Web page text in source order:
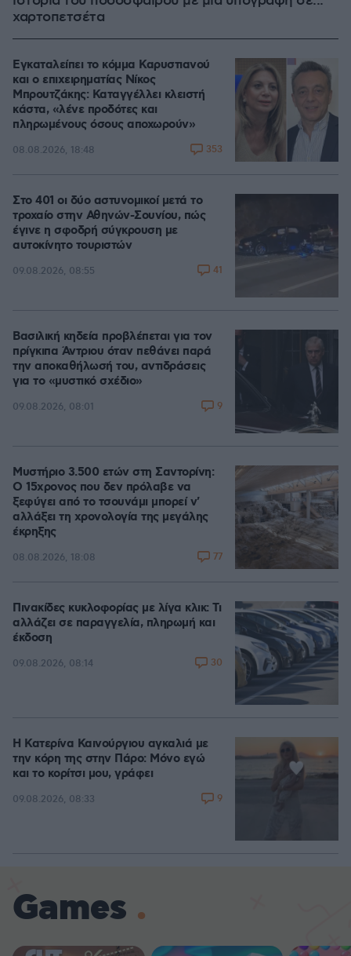
χαρτοπετσέτα
Εγκαταλείπει το κόμμα Καρυστιανού
και ο επιχειρηματίας Νίκος
Μπρουτζάκης: Καταγγέλλει κλειστή
κάστα, «λένε προδότες και
πληρωμένους όσους αποχωρούν»
08.08.2026, 18:48 353
Στο 401 οι δύο αστυνομικοί μετά το
τροχαίο στην Αθηνών-Σουνίου, πώς
έγινε η σφοδρή σύγκρουση με
αυτοκίνητο τουριστών
09.08.2026, 08:55 41
Βασιλική κηδεία προβλέπεται για τον
πρίγκιπα Άντριου όταν πεθάνει παρά
την αποκαθήλωσή του, αντιδράσεις
για το «μυστικό σχέδιο»
09.08.2026, 08:01 9
Μυστήριο 3.500 ετών στη Σαντορίνη:
Ο 15χρονος που δεν πρόλαβε να
ξεφύγει από το τσουνάμι μπορεί ν'
αλλάξει τη χρονολογία της μεγάλης
έκρηξης
08.08.2026, 18:08 77
Πινακίδες κυκλοφορίας με λίγα κλικ: Τι
αλλάζει σε παραγγελία, πληρωμή και
έκδοση
09.08.2026, 08:14 30
Η Κατερίνα Καινούργιου αγκαλιά με
την κόρη της στην Πάρο: Μόνο εγώ
και το κορίτσι μου, γράφει
09.08.2026, 08:33 9
Games